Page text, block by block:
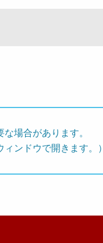
場合があります。
ィンドウで開きます。）